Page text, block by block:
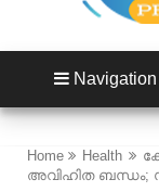
Navigation
Home Health
അവിഹിത ബന്ധം;